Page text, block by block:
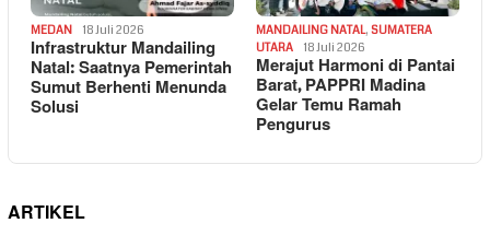
MEDAN 18 Juli 2026
Infrastruktur Mandailing
Natal: Saatnya Pemerintah
Sumut Berhenti Menunda
Solusi
MANDAILING NATAL, SUMATERA
UTARA
18 Juli 2026
Merajut Harmoni di Pantai
Barat, PAPPRI Madina
Gelar Temu Ramah
Pengurus
ARTIKEL